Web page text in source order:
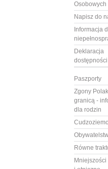
Osobowych
Napisz do
Informacja
Deklaracja
dostępności
Paszporty
Zgony
granicą -
dla rodzin
Równe